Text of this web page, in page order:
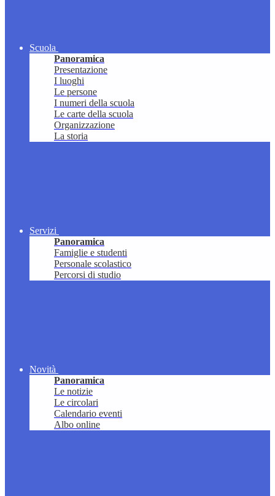
Scuola
Panoramica
Presentazione
I luoghi
Le persone
I numeri della scuola
Le carte della scuola
Organizzazione
La storia
Servizi
Panoramica
Famiglie e studenti
Personale scolastico
Percorsi di studio
Novità
Panoramica
Le notizie
Le circolari
Calendario eventi
Albo online